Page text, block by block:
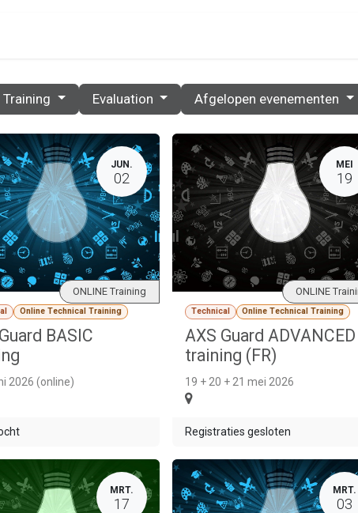
Training Evaluation Afgelopen evenementen
JUN.
02
Online Technical Training
BASIC
2026 (online)
ONLINE Training
MEI
19
Technical Online Technical Training
AXS Guard ADVANCED
training (FR)
19 + 20 + 21 mei 2026
ONLINE
Registraties gesloten
MRT.
17
MRT.
03